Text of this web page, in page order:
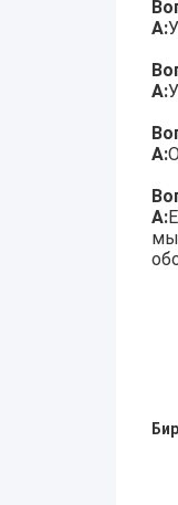
А:
А:
А:
А:
мы